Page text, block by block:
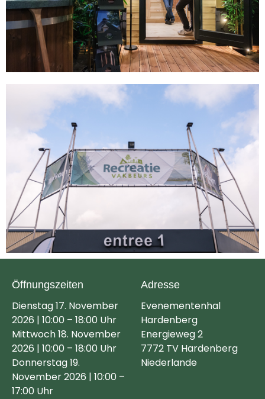
Öffnungszeiten
Dienstag 17. November
2026 | 10:00 – 18:00 Uhr
Mittwoch 18. November
2026 | 10:00 – 18:00 Uhr
Donnerstag 19.
November 2026 | 10:00 –
17:00 Uhr
Adresse
Evenementenhal
Hardenberg
Energieweg 2
7772 TV Hardenberg
Niederlande